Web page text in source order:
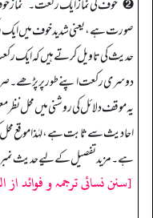
➋
”خوف کی نماز ایک رکعت۔“نماز
صورت ہے، یعنی شدید خوف میں ایک
حدیث کی تاویل کرتے ہیں کہ ایک
دوسری رکعت اپنے طور پر پڑھے۔
یہ موقف دلائل کی روشنی میں محل نظر
احادیث سے ثابت ہے، لہٰذا موقع
ہے۔ مزید تفصیل کے لیے حدیث نمبر1442 اور 1530 کے فوائدومسائل دیکھیے۔
[سنن نسائی ترجمہ و فوائد